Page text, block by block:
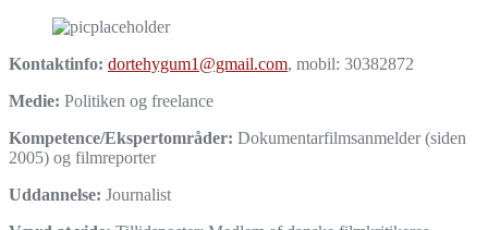
Kontaktinfo: dortehygum1@gmail.com, mobil: 30382872
Medie: Politiken og freelance
Kompetence/Ekspertområder: Dokumentarfilmsanmelder (siden
2005) og filmreporter
Uddannelse: Journalist